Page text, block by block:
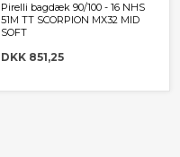
Pirelli bagdæk 90/100 - 16 NHS
51M TT SCORPION MX32 MID
SOFT
DKK 851,25